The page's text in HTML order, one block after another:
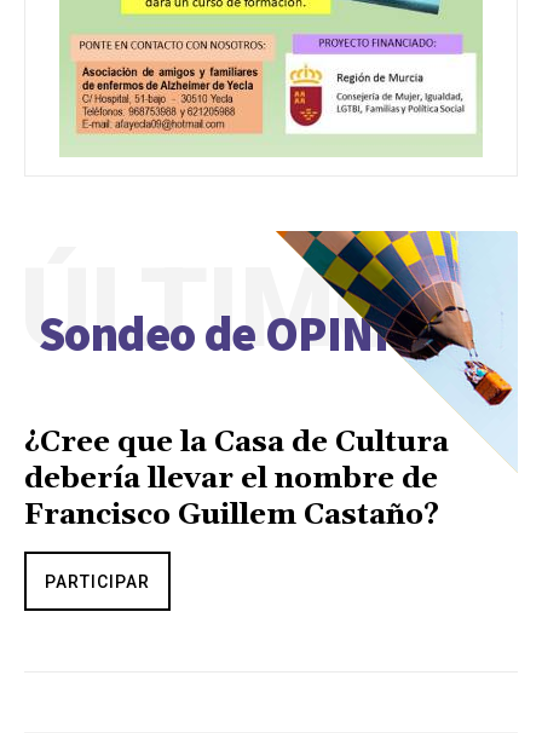
Sondeo de OPINIÓN
ÚLTIMO
¿Cree que la Casa de Cultura
debería llevar el nombre de
Francisco Guillem Castaño?
PARTICIPAR